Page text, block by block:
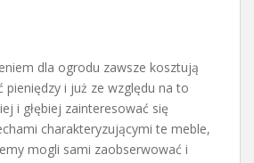
dla ogrodu zawsze kosztują
pieniędzy i już ze względu na to
i głębiej zainteresować się
charakteryzującymi te meble,
mogli sami zaobserwować i